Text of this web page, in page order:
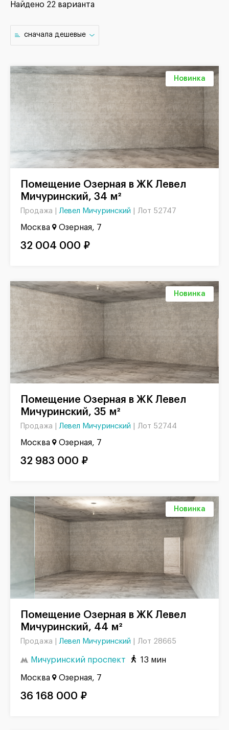
Найдено 22 варианта
cначала дешевые
Новинка
Мичуринский, 34 м²
Продажа | Левел Мичуринский Лот 52747
Москва Озерная, 7
32 004 000 ₽
Новинка
Мичуринский, 35 м²
Продажа | Левел Мичуринский Лот 52744
Москва Озерная, 7
32 983 000 ₽
Новинка
Мичуринский, 44 м²
Продажа | Левел Мичуринский Лот 28665
Мичуринский проспект 13 мин
Москва Озерная, 7
36 168 000 ₽